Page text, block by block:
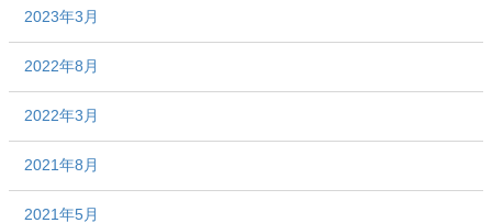
2023年3月
2022年8月
2022年3月
2021年8月
2021年5月